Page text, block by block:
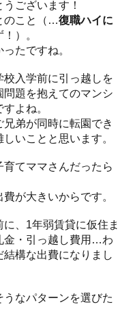
ございます！
のこと（…復職ハイに
）。
たですね。
入学前に引っ越しを
問題を抱えてのマンシ
よね。
弟が同時に転園でき
いことと思います。
てママさんだったら
が大きいからです。
、1年弱賃貸に仮住ま
金・引っ越し費用…わ
構な出費になりまし
なパターンを選びた